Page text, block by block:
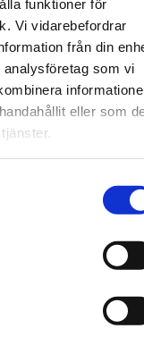
funktioner för
Vi vidarebefordrar
från din
som vi
eller som
hela året.
men
värmepump blir det
en optimal balans
värmekostnader. Men
och prestanda samt
på hur stora
vi dig gärna att